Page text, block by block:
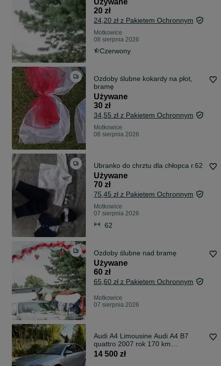
Używane
20 zł
24,20 zł z Pakietem Ochronnym
Motkowice
08 sierpnia 2026
Czerwony
Ozdoby ślubne kokardy na płot,
bramę
Używane
30 zł
34,55 zł z Pakietem Ochronnym
Motkowice
08 sierpnia 2026
Ubranko do chrztu dla chłopca r.62
Używane
70 zł
75,45 zł z Pakietem Ochronnym
Motkowice
07 sierpnia 2026
62
Ozdoby ślubne nad bramę
Używane
60 zł
65,60 zł z Pakietem Ochronnym
Motkowice
07 sierpnia 2026
Audi A4 Limousine Audi A4 B7
quattro 2007 rok 170 km
bezwypadkowy
14 500 zł